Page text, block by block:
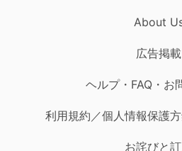
About
広告掲載
ヘルプ・FAQ・お
利用規約／個人情報保護
お詫びと